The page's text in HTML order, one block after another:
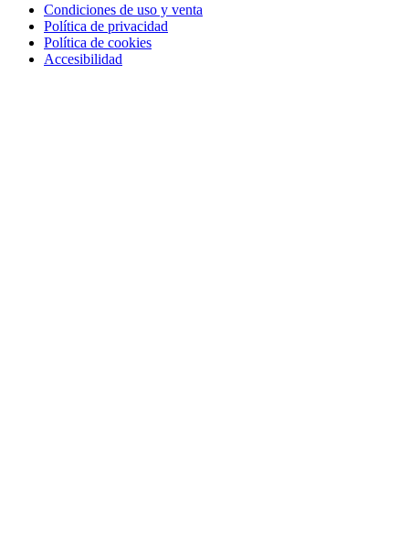
Condiciones de uso y venta
Política de privacidad
Política de cookies
Accesibilidad